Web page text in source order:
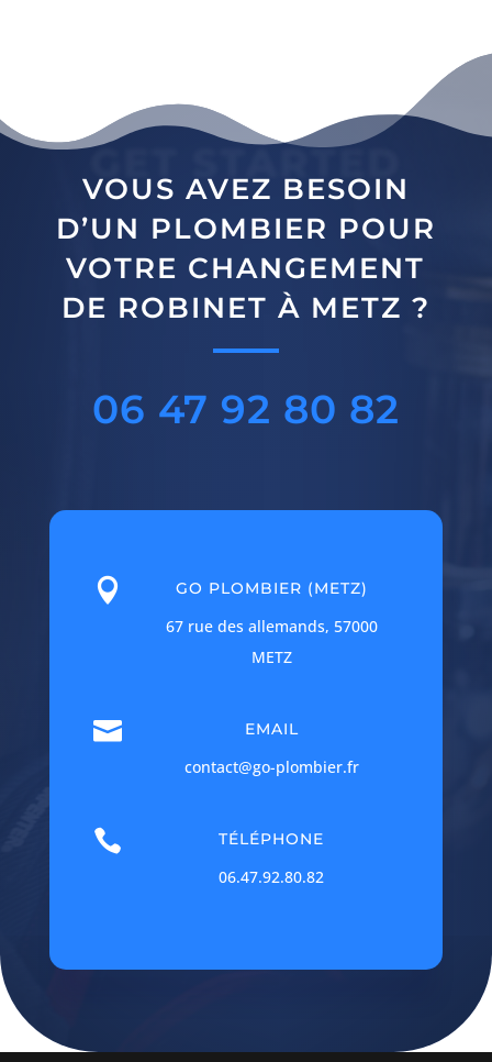
GET STARTED
VOUS AVEZ BESOIN
D’UN PLOMBIER POUR
VOTRE CHANGEMENT
DE ROBINET À METZ ?
06 47 92 80 82
 GO PLOMBIER (METZ)
67 rue des allemands, 57000
METZ
 EMAIL
contact@go-plombier.fr
 TÉLÉPHONE
06.47.92.80.82